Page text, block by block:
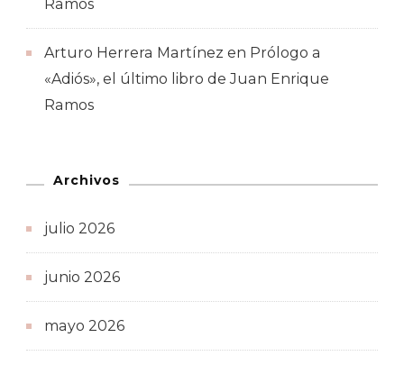
Ramos
Arturo Herrera Martínez en Prólogo a
«Adiós», el último libro de Juan Enrique
Ramos
Archivos
julio 2026
junio 2026
mayo 2026